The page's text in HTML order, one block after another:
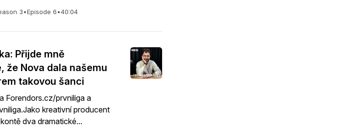
3•Episode 6•40:04
Přijde mně
že Nova dala našemu
takovou šanci
Forendors.cz/prvniliga a
kreativní producent
dva dramatické...